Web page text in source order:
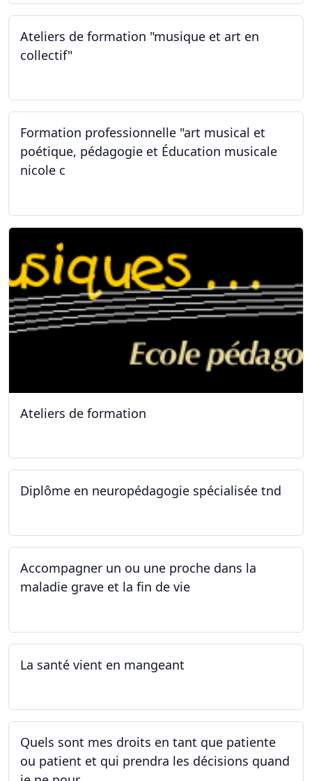
Ateliers de formation "musique et art en
collectif"
Formation professionnelle "art musical et
poétique, pédagogie et Éducation musicale
nicole c
Ateliers de formation
Diplôme en neuropédagogie spécialisée tnd
Accompagner un ou une proche dans la
maladie grave et la fin de vie
La santé vient en mangeant
Quels sont mes droits en tant que patiente
ou patient et qui prendra les décisions quand